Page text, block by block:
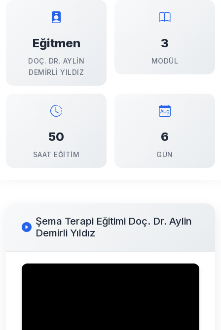
Eğitmen
DOÇ. DR. AYLIN
DEMIRLI YILDIZ
3
MODÜL
50
SAAT EĞITIM
6
GÜN
Şema Terapi Eğitimi Doç. Dr. Aylin
Demirli Yıldız